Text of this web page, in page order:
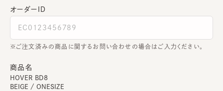
オーダーＩＤ
ご注文済みの商品に関するお問い合わせの場合はご入力ください。
商品名
HOVER BD8
BEIGE / ONESIZE